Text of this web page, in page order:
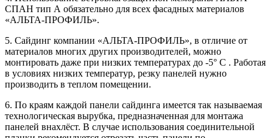
СПАН тип А обязательно для всех фасадных материалов
«АЛЬТА-ПРОФИЛЬ».
5. Сайдинг компании «АЛЬТА-ПРОФИЛЬ», в отличие от
материалов многих других производителей, можно
монтировать даже при низких температурах до -5° С . Работая
в условиях низких температур, резку панелей нужно
производить в теплом помещении.
6. По краям каждой панели сайдинга имеется так называемая
технологическая вырубка, предназначенная для монтажа
панелей внахлёст. В случае использования соединительной